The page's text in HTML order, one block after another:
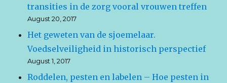
transities in de zorg vooral vrouwen treffen
August 20, 2017
Het geweten van de sjoemelaar.
Voedselveiligheid in historisch perspectief
August 1, 2017
Roddelen, pesten en labelen – Hoe pesten in